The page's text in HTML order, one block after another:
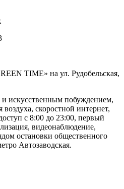
TIME» на ул. Рудобельская,
искусственным побуждением,
скоростной интернет,
с 8:00 до 23:00, первый
видеонаблюдение,
остановки общественного
Автозаводская.